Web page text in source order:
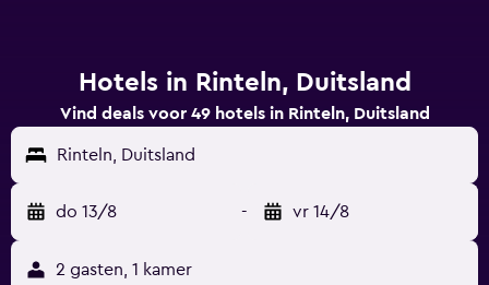
Hotels in Rinteln, Duitsland
Vind deals voor 49 hotels in Rinteln, Duitsland
Rinteln, Duitsland
do 13/8 - vr 14/8
2 gasten, 1 kamer